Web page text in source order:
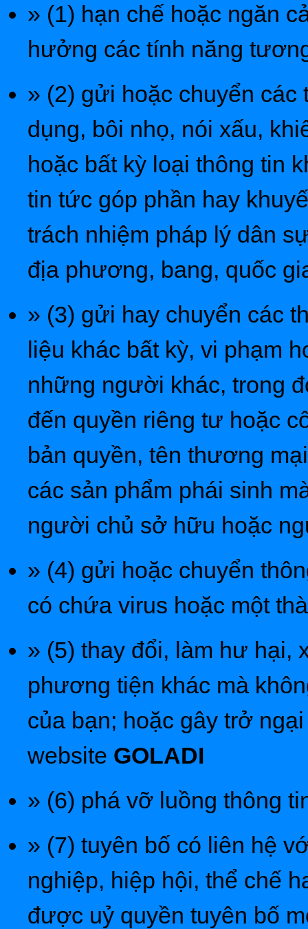
» (1) hạn chế hoặc ngăn
hưởng các tính năng
» (2) gửi hoặc chuyển các
dụng, bôi nhọ, nói xấu,
hoặc bất kỳ loại thông tin
tin tức góp phần hay
trách nhiệm pháp lý dân
địa phương, bang, quốc
» (3) gửi hay chuyển các
liệu khác bất kỳ, vi phạm
những người khác, trong
đến quyền riêng tư hoặc
bản quyền, tên thương
các sản phẩm phái sinh
người chủ sở hữu hoặc
» (4) gửi hoặc chuyển
có chứa virus hoặc một
» (5) thay đổi, làm hư hại,
phương tiện khác mà
của bạn; hoặc gây trở
website GOLADI
» (6) phá vỡ luồng thông
» (7) tuyên bố có liên hệ
nghiệp, hiệp hội, thể chế
được uỷ quyền tuyên bố